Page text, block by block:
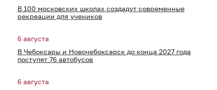
В 100 московских школах создадут современные
рекреации для учеников
6 августа
В Чебоксары и Новочебоксарск до конца 2027 года
поступят 76 автобусов
6 августа